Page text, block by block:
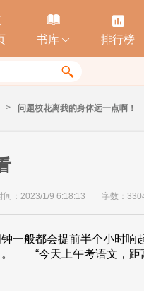

书库 

排行榜

> 问题校花离我的身体远一点啊！
间：2023/1/9 6:18:13 字数：
般都会提前半个小时响
。 “今天上午考语文，